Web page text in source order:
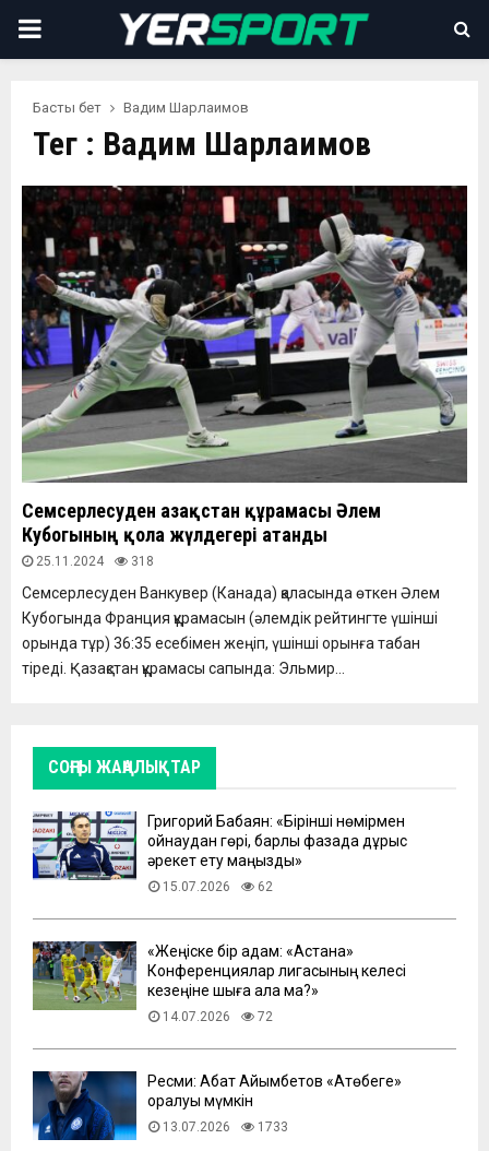
PRIMARY
Басты бет Вадим Шарлаимов
Тег : Вадим Шарлаимов
Семсерлесуден Қазақстан құрамасы Әлем
Кубогының қола жүлдегері атанды
25.11.2024 318
Семсерлесуден Ванкувер (Канада) қаласында өткен Әлем
Кубогында Франция құрамасын (әлемдік рейтингте үшінші
орында тұр) 36:35 есебімен жеңіп, үшінші орынға табан
тіреді. Қазақстан құрамасы сапында: Эльмир...
СОҢҒЫ ЖАҢАЛЫҚТАР
Григорий Бабаян: «Бірінші нөмірмен
ойнаудан гөрі, барлық фазада дұрыс
әрекет ету маңызды»
15.07.2026 62
«Жеңіске бір қадам: «Астана»
Конференциялар лигасының келесі
кезеңіне шыға ала ма?»
14.07.2026 72
Ресми: Абат Айымбетов «Ақтөбеге»
оралуы мүмкін
13.07.2026 1733